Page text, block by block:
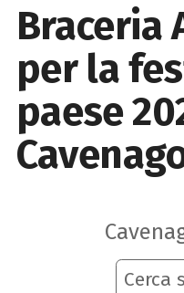
Braceria
per la
paese
Cerca